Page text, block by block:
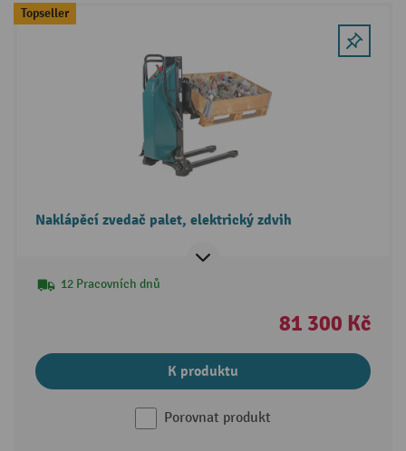
Topseller
Naklápěcí zvedač palet, elektrický zdvih
12 Pracovních dnů
81 300 Kč
K produktu
Porovnat produkt